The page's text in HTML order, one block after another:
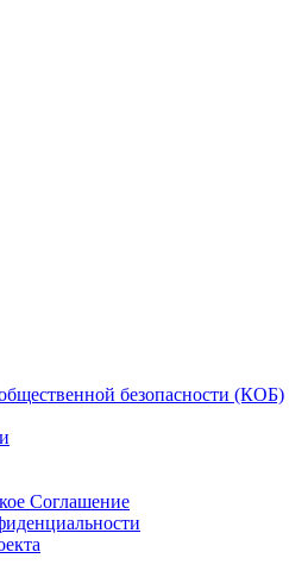
безопасности (КОБ)
Соглашение